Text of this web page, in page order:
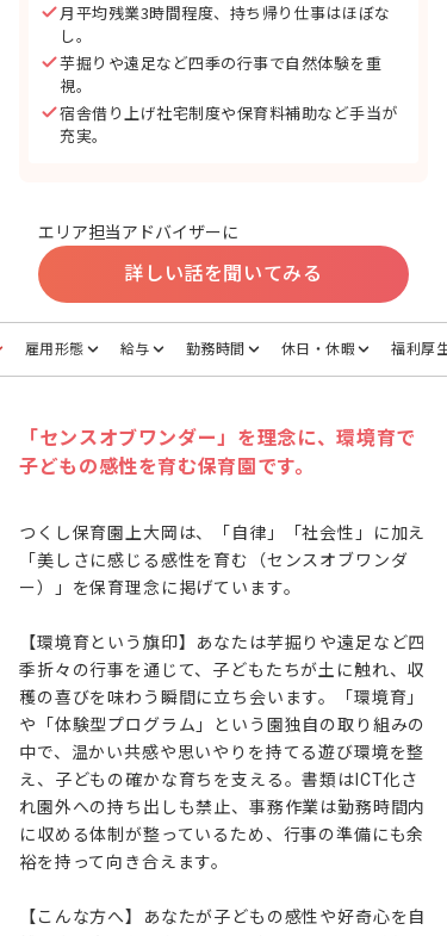
月平均残業3時間程度、持ち帰り仕事はほぼな
し。
芋掘りや遠足など四季の行事で自然体験を重
視。
宿舎借り上げ社宅制度や保育料補助など手当が
充実。
エリア担当アドバイザーに
詳しい話を聞いてみる
雇用形態 給与 勤務時間 休日・休暇 福利厚生
「センスオブワンダー」を理念に、環境育で
子どもの感性を育む保育園です。
つくし保育園上大岡は、「自律」「社会性」に加え
「美しさに感じる感性を育む（センスオブワンダ
ー）」を保育理念に掲げています。
【環境育という旗印】あなたは芋掘りや遠足など四
季折々の行事を通じて、子どもたちが土に触れ、収
穫の喜びを味わう瞬間に立ち会います。「環境育」
や「体験型プログラム」という園独自の取り組みの
中で、温かい共感や思いやりを持てる遊び環境を整
え、子どもの確かな育ちを支える。書類はICT化さ
れ園外への持ち出しも禁止、事務作業は勤務時間内
に収める体制が整っているため、行事の準備にも余
裕を持って向き合えます。
【こんな方へ】あなたが子どもの感性や好奇心を自